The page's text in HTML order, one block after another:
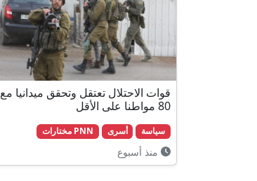
قوات الاحتلال تعتقل وتحقق ميدانيا مع
80 مواطنا على الأقل
سياسة أسرى PNN مختارات
منذ أسبوع